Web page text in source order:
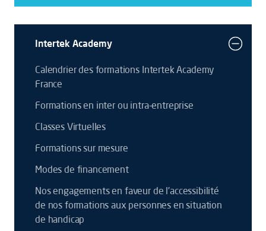
Intertek Academy
Calendrier des formations Intertek Academy
France
Formations en inter ou intra-entreprise
Classes Virtuelles
Formations sur mesure
Modes de financement
Nos engagements en faveur de l’accessibilité
de nos formations aux personnes en situation
de handicap